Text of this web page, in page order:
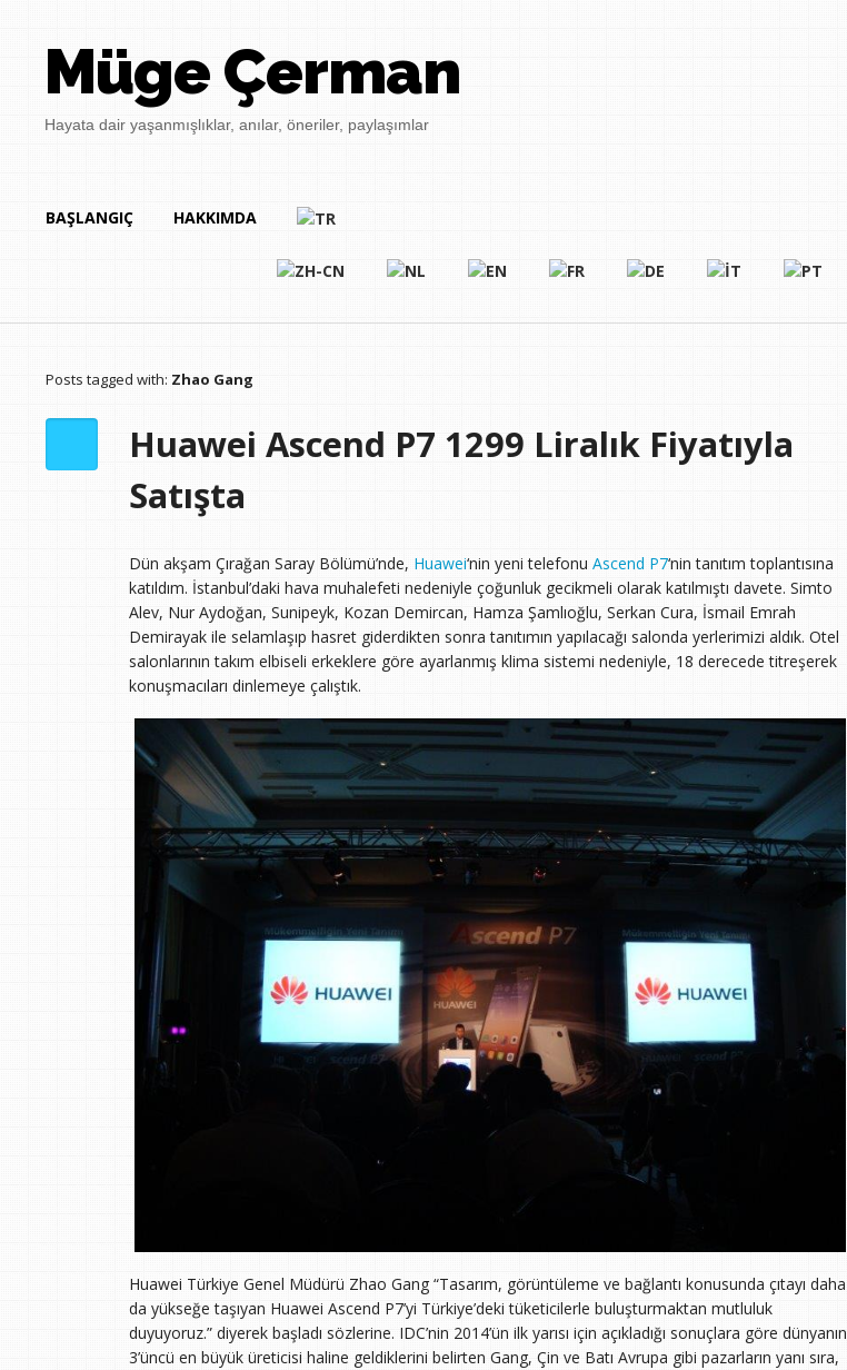
Müge Çerman
Hayata dair yaşanmışlıklar, anılar, öneriler, paylaşımlar
BAŞLANGIÇ HAKKIMDA
Posts tagged with: Zhao Gang
Huawei Ascend P7 1299 Liralık Fiyatıyla
Satışta
Dün akşam Çırağan Saray Bölümü’nde, Huawei‘nin yeni telefonu Ascend P7‘nin tanıtım toplantısına
katıldım. İstanbul’daki hava muhalefeti nedeniyle çoğunluk gecikmeli olarak katılmıştı davete. Simto
Alev, Nur Aydoğan, Sunipeyk, Kozan Demircan, Hamza Şamlıoğlu, Serkan Cura, İsmail Emrah
Demirayak ile selamlaşıp hasret giderdikten sonra tanıtımın yapılacağı salonda yerlerimizi aldık. Otel
salonlarının takım elbiseli erkeklere göre ayarlanmış klima sistemi nedeniyle, 18 derecede titreşerek
konuşmacıları dinlemeye çalıştık.
Huawei Türkiye Genel Müdürü Zhao Gang “Tasarım, görüntüleme ve bağlantı konusunda çıtayı daha
da yükseğe taşıyan Huawei Ascend P7’yi Türkiye’deki tüketicilerle buluşturmaktan mutluluk
duyuyoruz.” diyerek başladı sözlerine. IDC’nin 2014’ün ilk yarısı için açıkladığı sonuçlara göre dünyanın
3’üncü en büyük üreticisi haline geldiklerini belirten Gang, Çin ve Batı Avrupa gibi pazarların yanı sıra,